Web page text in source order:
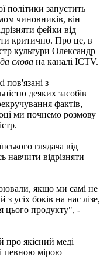
політики запустить
чиновників, він
фейки від
критично. Про це, в
культури Олександр
слова на каналі ICTV.
пов'язані з
деяких засобів
фактів,
ми почнемо розмову
глядача від
навчити відрізняти
якщо ми самі не
усіх боків на нас лізе,
цього продукту", -
про якісний меді
певною мірою